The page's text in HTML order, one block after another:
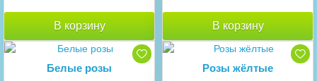
В корзину В корзину
Белые розы Розы жёлтые